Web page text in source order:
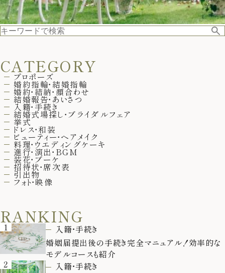
CATEGORY
プロポーズ
婚約指輪・結婚指輪
婚約・結納・顔合わせ
結婚報告・あいさつ
入籍・手続き
結婚式場探し・ブライダルフェア
挙式
ドレス・和装
ビューティー・ヘアメイク
料理・ウエディングケーキ
進行・演出・BGM
装花・ブーケ
招待状・席次表
引出物
フォト・映像
RANKING
1
入籍・手続き
婚姻届提出後の手続き完全マニュアル！効率的な
モデルコースも紹介
2
入籍・手続き